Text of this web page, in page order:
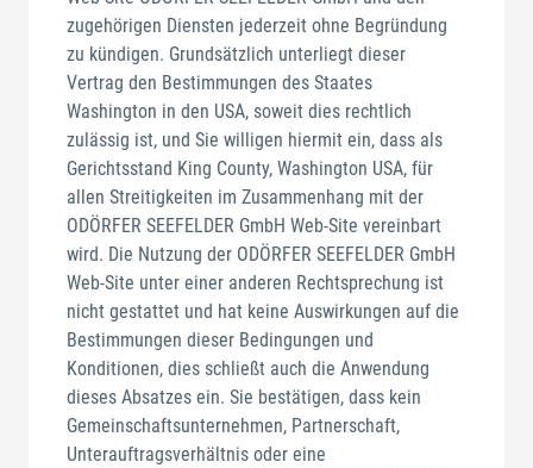
zugehörigen Diensten jederzeit ohne Begründung
zu kündigen. Grundsätzlich unterliegt dieser
Vertrag den Bestimmungen des Staates
Washington in den USA, soweit dies rechtlich
zulässig ist, und Sie willigen hiermit ein, dass als
Gerichtsstand King County, Washington USA, für
allen Streitigkeiten im Zusammenhang mit der
ODÖRFER SEEFELDER GmbH Web-Site vereinbart
wird. Die Nutzung der ODÖRFER SEEFELDER GmbH
Web-Site unter einer anderen Rechtsprechung ist
nicht gestattet und hat keine Auswirkungen auf die
Bestimmungen dieser Bedingungen und
Konditionen, dies schließt auch die Anwendung
dieses Absatzes ein. Sie bestätigen, dass kein
Gemeinschaftsunternehmen, Partnerschaft,
Unterauftragsverhältnis oder eine